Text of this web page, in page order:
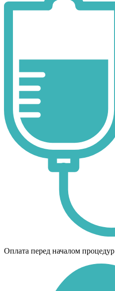
Оплата перед началом процедур